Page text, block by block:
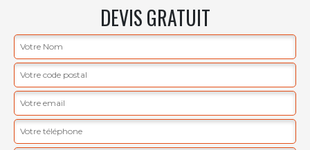
DEVIS GRATUIT